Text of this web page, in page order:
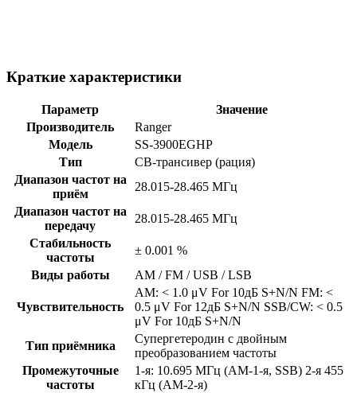
Краткие характеристики
Параметр
Значение
Производитель
Ranger
Модель
SS-3900EGHP
Тип
CB-трансивер (рация)
Диапазон частот на
приём
28.015-28.465 МГц
Диапазон частот на
передачу
28.015-28.465 МГц
Стабильность
частоты
± 0.001 %
Виды работы
AM / FM / USB / LSB
Чувствительность
AM: < 1.0 μV For 10дБ S+N/N FM: <
0.5 μV For 12дБ S+N/N SSB/CW: < 0.5
μV For 10дБ S+N/N
Тип приёмника
Супергетеродин с двойным
преобразованием частоты
Промежуточные
частоты
1-я: 10.695 МГц (AM-1-я, SSB) 2-я 455
кГц (AM-2-я)